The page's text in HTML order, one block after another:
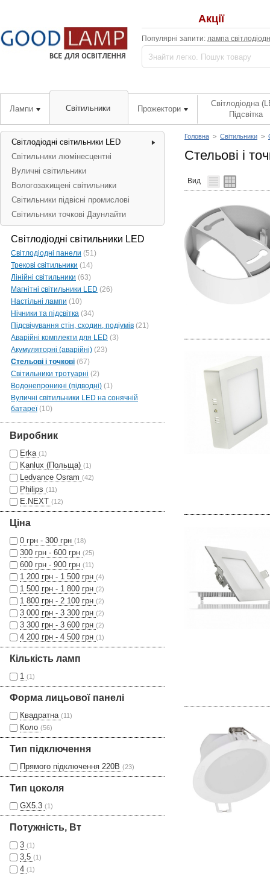
Акції
Популярні запити: лампа
Лампи Світильники Прожектори
Світлодіодна
Підсвітка
Головна > Світильники >
Стельові і
Вид
Світлодіодні світильники LED
Світильники люмінесцентні
Вуличні світильники
Вологозахищені світильники
Світильники підвісні промислові
Світильники точкові Даунлайти
Світлодіодні світильники LED
Світлодіодні панели (51)
Трекові світильники (14)
Лінійні світильники (63)
Магнітні світильники LED (26)
Настільні лампи (10)
Нічники та підсвітка (34)
Підсвічування стін, сходин, подіумів (21)
Аварійні комплекти для LED (3)
Акумуляторні (аварійні) (23)
Стельові і точкові (67)
Світильники тротуарні (2)
Водонепроникні (підводні) (1)
Вуличні світильники LED на сонячній
батареї (10)
Виробник
Erka (1)
Kanlux (Польща) (1)
Ledvance Osram (42)
Philips (11)
E.NEXT (12)
Ціна
0 грн - 300 грн (18)
300 грн - 600 грн (25)
600 грн - 900 грн (11)
1 200 грн - 1 500 грн (4)
1 500 грн - 1 800 грн (2)
1 800 грн - 2 100 грн (2)
3 000 грн - 3 300 грн (2)
3 300 грн - 3 600 грн (2)
4 200 грн - 4 500 грн (1)
Кількість ламп
1 (1)
Форма лицьової панелі
Квадратна (11)
Коло (56)
Тип підключення
Прямого підключення 220В (23)
Тип цоколя
GX5.3 (1)
Потужність, Вт
3 (1)
3,5 (1)
4 (1)